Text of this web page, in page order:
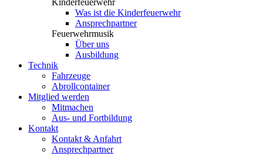
Kinderfeuerwehr
Was ist die Kinderfeuerwehr
Ansprechpartner
Feuerwehrmusik
Über uns
Ausbildung
Technik
Fahrzeuge
Abrollcontainer
Mitglied werden
Mitmachen
Aus- und Fortbildung
Kontakt
Kontakt & Anfahrt
Ansprechpartner